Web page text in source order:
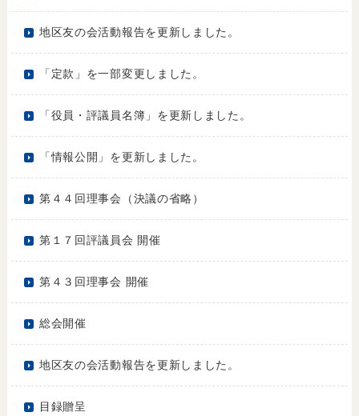
地区友の会活動報告を更新しました。
「定款」を一部変更しました。
「役員・評議員名簿」を更新しました。
「情報公開」を更新しました。
第４４回理事会（決議の省略）
第１７回評議員会 開催
第４３回理事会 開催
総会開催
地区友の会活動報告を更新しました。
目録贈呈